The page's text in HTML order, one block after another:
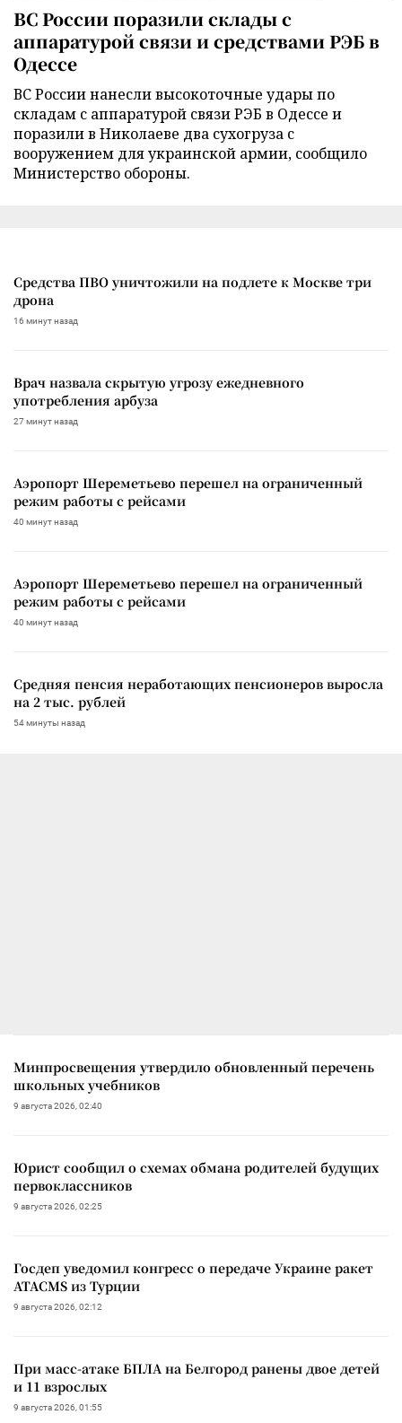
ВС России поразили склады с
аппаратурой связи и средствами РЭБ в
Одессе
ВС России нанесли высокоточные удары по
складам с аппаратурой связи РЭБ в Одессе и
поразили в Николаеве два сухогруза с
вооружением для украинской армии, сообщило
Министерство обороны.
Средства ПВО уничтожили на подлете к Москве три
дрона
16 минут назад
Врач назвала скрытую угрозу ежедневного
употребления арбуза
27 минут назад
Аэропорт Шереметьево перешел на ограниченный
режим работы с рейсами
40 минут назад
Аэропорт Шереметьево перешел на ограниченный
режим работы с рейсами
40 минут назад
Средняя пенсия неработающих пенсионеров выросла
на 2 тыс. рублей
54 минуты назад
Минпросвещения утвердило обновленный перечень
школьных учебников
9 августа 2026, 02:40
Юрист сообщил о схемах обмана родителей будущих
первоклассников
9 августа 2026, 02:25
Госдеп уведомил конгресс о передаче Украине ракет
ATACMS из Турции
9 августа 2026, 02:12
При масс-атаке БПЛА на Белгород ранены двое детей
и 11 взрослых
9 августа 2026, 01:55